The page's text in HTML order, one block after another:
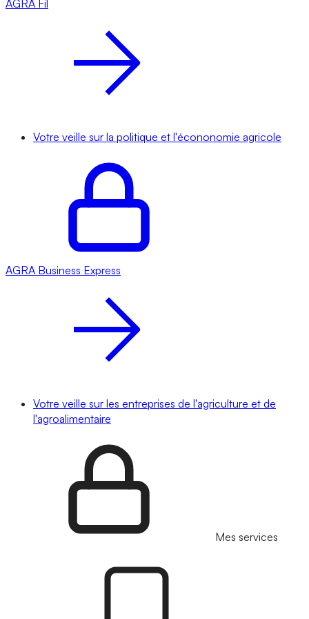
AGRA Fil
Votre veille sur la politique et l'écononomie agricole
AGRA Business Express
Votre veille sur les entreprises de l'agriculture et de
l'agroalimentaire
Mes services